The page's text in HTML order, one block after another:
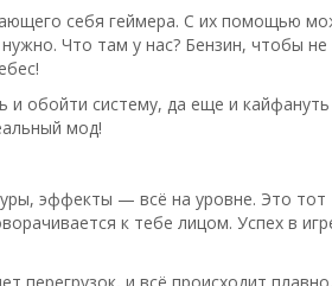
себя геймера. С их помощью
Что там у нас? Бензин, чтобы не
обойти систему, да еще и
мод!
эффекты — всё на уровне. Это тот
к тебе лицом. Успех в